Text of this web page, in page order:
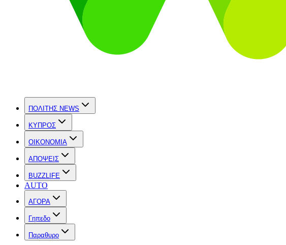
ΠΟΛΙΤΗΣ NEWS
ΚΥΠΡΟΣ
OIKONOMIA
ΑΠΟΨΕΙΣ
BUZZLIFE
AUTO
ΑΓΟΡΑ
Γηπεδο
Παραθυρο